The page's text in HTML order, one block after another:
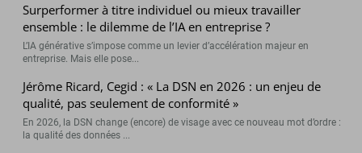
Surperformer à titre individuel ou mieux travailler
ensemble : le dilemme de l’IA en entreprise ?
L’IA générative s’impose comme un levier d’accélération majeur en
entreprise. Mais elle pose...
Jérôme Ricard, Cegid : « La DSN en 2026 : un enjeu de
qualité, pas seulement de conformité »
En 2026, la DSN change (encore) de visage avec ce nouveau mot d’ordre :
la qualité des données ...